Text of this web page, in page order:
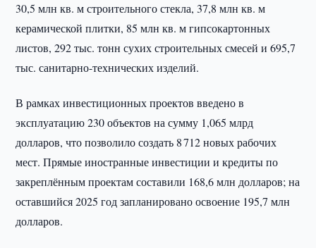
30,5 млн кв. м строительного стекла, 37,8 млн кв. м
керамической плитки, 85 млн кв. м гипсокартонных
листов, 292 тыс. тонн сухих строительных смесей и 695,7
тыс. санитарно-технических изделий.
В рамках инвестиционных проектов введено в
эксплуатацию 230 объектов на сумму 1,065 млрд
долларов, что позволило создать 8 712 новых рабочих
мест. Прямые иностранные инвестиции и кредиты по
закреплённым проектам составили 168,6 млн долларов; на
оставшийся 2025 год запланировано освоение 195,7 млн
долларов.